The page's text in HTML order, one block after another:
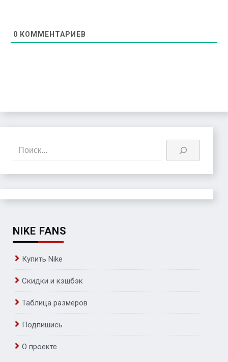
0 КОММЕНТАРИЕВ
Поиск
NIKE FANS
Купить Nike
Скидки и кэшбэк
Таблица размеров
Подпишись
О проекте